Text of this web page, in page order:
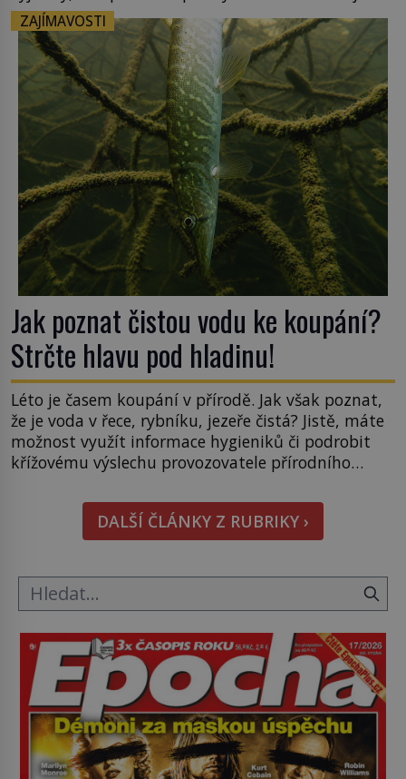
kapesníky nikoli při smutečním obřadu, ale při
pohledu na výši vyměřené podpory
v nezaměstnanosti. Kam vás pozveme? Unikátní
hřbitov, který si vysloužil název „Veselý“, najdeme
v rumunské vesnici Sapanta, nedaleko hranic […]
ZAJÍMAVOSTI
Jak poznat čistou vodu ke koupání?
Strčte hlavu pod hladinu!
Léto je časem koupání v přírodě. Jak však poznat,
že je voda v řece, rybníku, jezeře čistá? Jistě, máte
možnost využít informace hygieniků či podrobit
křížovému výslechu provozovatele přírodního
Podívat se pod hladinu a zjistit, kdo si onu
konkrétní vodní lokalitu oblíbil už dávno před
vámi. Říká se jim bioindikátory […]
DALŠÍ ČLÁNKY Z RUBRIKY ›